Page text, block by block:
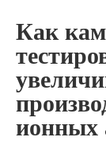
Как
ионных